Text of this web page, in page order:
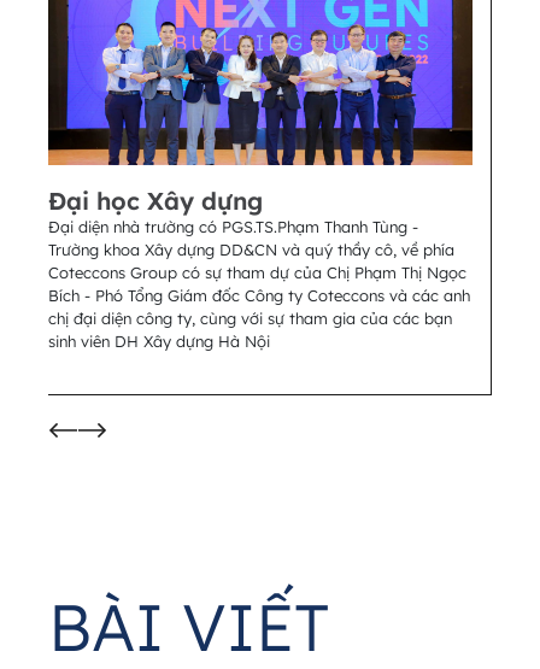
Đại học Xây dựng
Đại diện nhà trường có PGS.TS.Phạm Thanh Tùng -
Trường khoa Xây dựng DD&CN và quý thầy cô, về phía
Coteccons Group có sự tham dự của Chị Phạm Thị Ngọc
Bích - Phó Tổng Giám đốc Công ty Coteccons và các anh
chị đại diện công ty, cùng với sự tham gia của các bạn
sinh viên DH Xây dựng Hà Nội
BÀI VIẾT